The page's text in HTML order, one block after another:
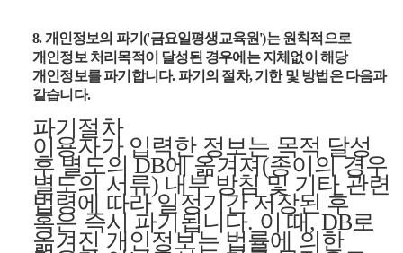
8. 개인정보의 파기('금요일평생교육원')는 원칙적으로
개인정보 처리목적이 달성된 경우에는 지체없이 해당
개인정보를 파기합니다. 파기의 절차, 기한 및 방법은 다음과
같습니다.
파기절차
이용자가 입력한 정보는 목적 달성
후 별도의 DB에 옮겨져(종이의 경우
별도의 서류) 내부 방침 및 기타 관련
법령에 따라 일정기간 저장된 후
혹은 즉시 파기됩니다. 이 때, DB로
옮겨진 개인정보는 법률에 의한